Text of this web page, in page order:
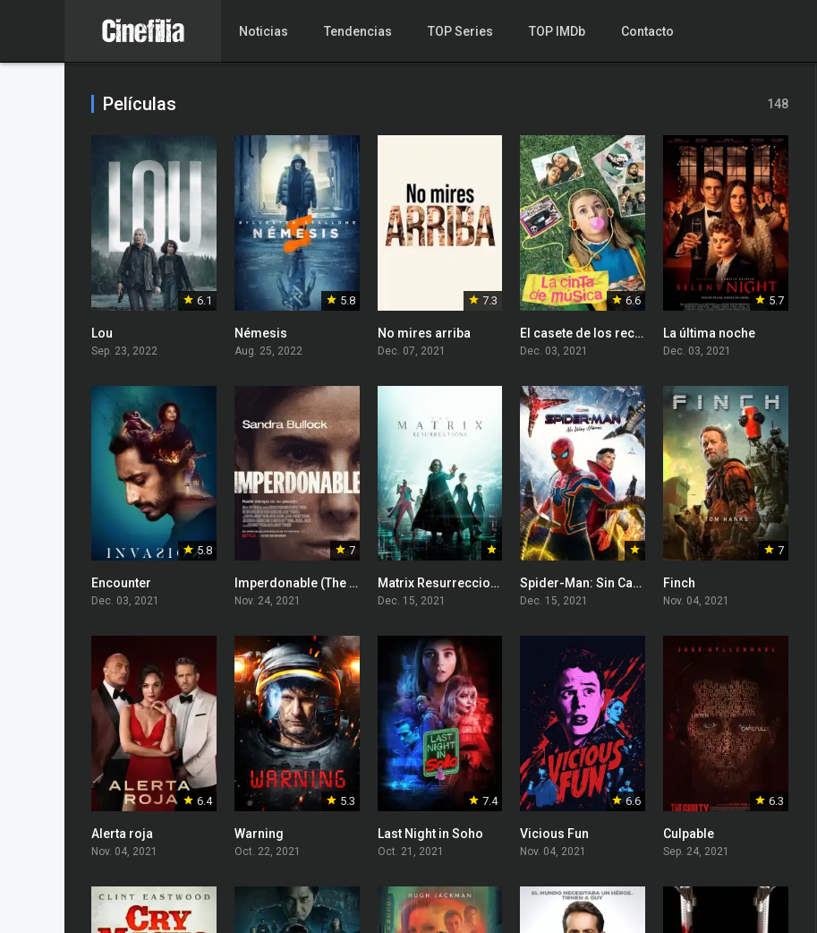
Noticias Tendencias TOP Series TOP IMDb Contacto
Películas 148
6.1
Lou
Sep. 23, 2022
5.8
Némesis
Aug. 25, 2022
7.3
No mires arriba
Dec. 07, 2021
6.6
El casete de los recuerdos
Dec. 03, 2021
5.7
La última noche
Dec. 03, 2021
5.8
Encounter
Dec. 03, 2021
7
Imperdonable (The Unforgivable)
Nov. 24, 2021
Matrix Resurrecciones
Dec. 15, 2021
Spider-Man: Sin Camino a Casa
Dec. 15, 2021
7
Finch
Nov. 04, 2021
6.4
Alerta roja
Nov. 04, 2021
5.3
Warning
Oct. 22, 2021
7.4
Last Night in Soho
Oct. 21, 2021
6.6
Vicious Fun
Nov. 04, 2021
6.3
Culpable
Sep. 24, 2021